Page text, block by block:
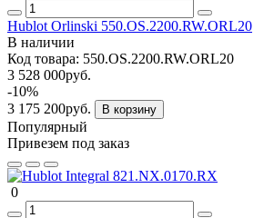
Hublot Orlinski 550.OS.2200.RW.ORL20
В наличии
Код товара: 550.OS.2200.RW.ORL20
3 528 000руб.
-10%
3 175 200руб.
В корзину
Популярный
Привезем под заказ
0